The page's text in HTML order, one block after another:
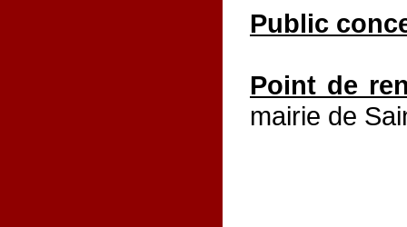
Public
Point de
mairie de